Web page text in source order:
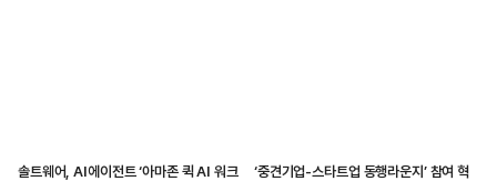
솔트웨어, AI에이전트 ‘아마존 퀵 AI 워크
‘중견기업-스타트업 동행라운지’ 참여 혁